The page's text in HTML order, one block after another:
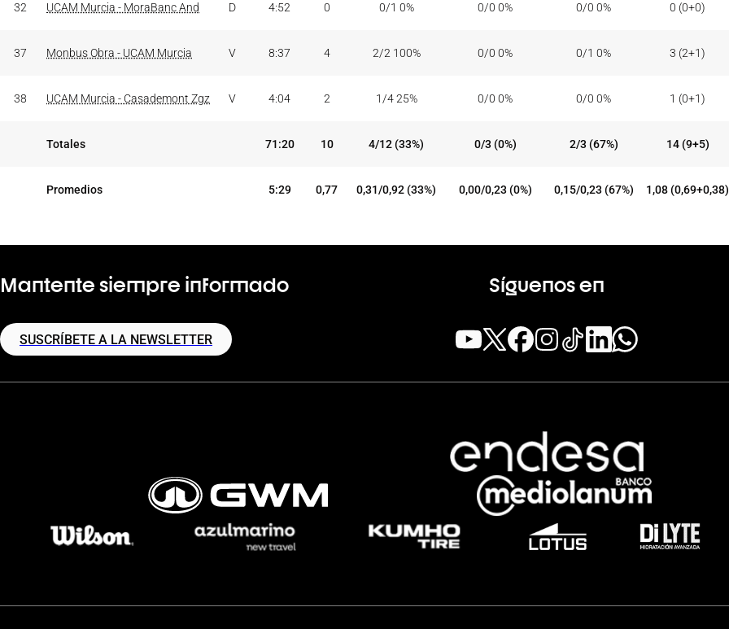
32 UCAM Murcia - MoraBanc And D 4:52 0 0/1 0% 0/0 0% 0/0 0% 0 (0+0)
37 Monbus Obra - UCAM Murcia V 8:37 4 2/2 100% 0/0 0% 0/1 0% 3 (2+1)
38 UCAM Murcia - Casademont Zgz V 4:04 2 1/4 25% 0/0 0% 0/0 0% 1 (0+1)
Totales 71:20 10 4/12 (33%) 0/3 (0%) 2/3 (67%) 14 (9+5)
Promedios 5:29 0,77 0,31/0,92 (33%) 0,00/0,23 (0%) 0,15/0,23 (67%) 1,08 (0,69+0,38)
Mantente siempre informado
SUSCRÍBETE A LA NEWSLETTER
Síguenos en